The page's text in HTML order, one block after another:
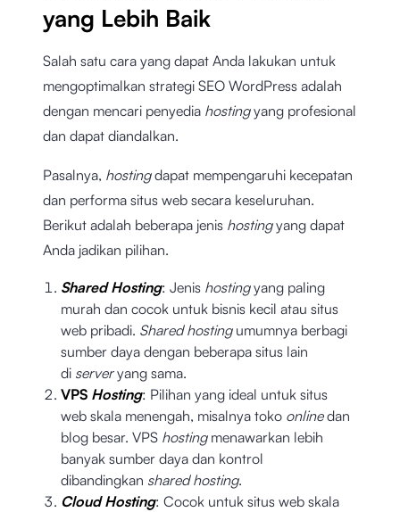
yang Lebih Baik
Salah satu cara yang dapat Anda lakukan untuk
mengoptimalkan strategi SEO WordPress adalah
dengan mencari penyedia hostingyang profesional
dan dapat diandalkan.
Pasalnya, hostingdapat mempengaruhi kecepatan
dan performa situs web secara keseluruhan.
Berikut adalah beberapa jenis hostingyang dapat
Anda jadikan pilihan.
Shared Hosting: Jenis hostingyang paling
murah dan cocok untuk bisnis kecil atau situs
web pribadi. Shared hosting umumnya berbagi
sumber daya dengan beberapa situs lain
di serveryang sama.
VPS Hosting: Pilihan yang ideal untuk situs
web skala menengah, misalnya toko onlinedan
blog besar. VPS hosting menawarkan lebih
banyak sumber daya dan kontrol
dibandingkan shared hosting.
Cloud Hosting: Cocok untuk situs web skala